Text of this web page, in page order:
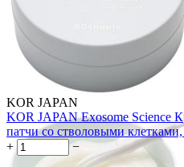
KOR JAPAN
KOR JAPAN Exosome Science
патчи со стволовыми
+
−